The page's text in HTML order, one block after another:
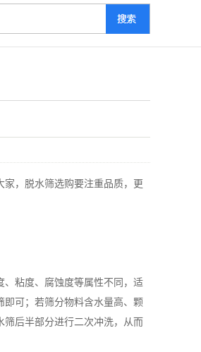
，脱水筛选购要注重品质，更
粘度、腐蚀度等属性不同，适
可；若筛分物料含水量高、颗
后半部分进行二次冲洗，从而